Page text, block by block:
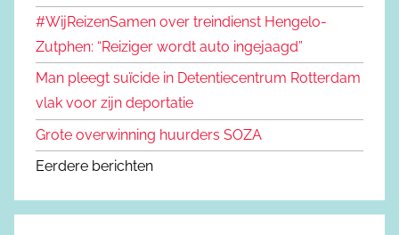
#WijReizenSamen over treindienst Hengelo-
Zutphen: “Reiziger wordt auto ingejaagd”
Man pleegt suïcide in Detentiecentrum Rotterdam
vlak voor zijn deportatie
Grote overwinning huurders SOZA
Eerdere berichten